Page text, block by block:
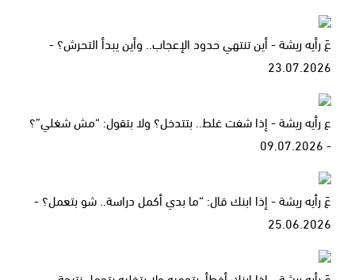
عَ رأيه ريشة - أين تنتهي حدود الإعجاب.. وأين يبدأ التحرش؟ -
23.07.2026
ع رأيه ريشة - إذا شفت غلط.. بتتدخل؟ ولا بتقول: “مش شغلي”؟
- 09.07.2026
عَ رأيه ريشة - إذا ابنك قال: “ما بدي أكمل دراسة.. شو بتعمل؟ -
25.06.2026